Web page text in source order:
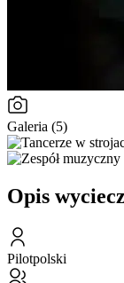
Galeria (5)
Opis
Pilotpolski